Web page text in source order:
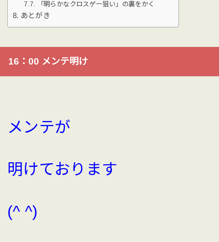
「明らかなクロスゲー狙い」の裏をかく
あとがき
16：00 メンテ明け
メンテが
明けております
(^ ^)